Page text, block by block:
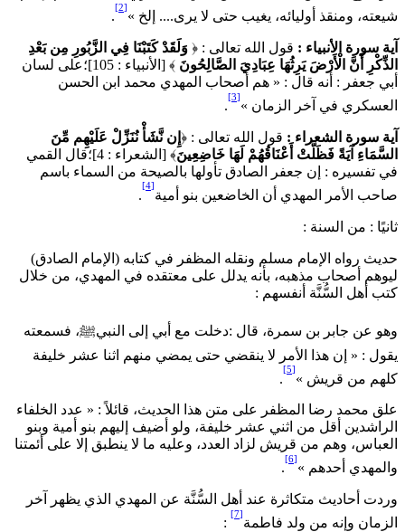
ومنقذ أوليائه، يغيب حتى لا يرى.... إلخ »
.
سورة الأنبياء :قول الله تعالى : ﴿ وَلَقَدْ كَتَبْنَا فِي الزَّبُورِ مِن بَعْدِ
أَنَّ الْأَرْضَ يَرِثُهَا عِبَادِيَ الصَّالِحُونَ
﴾ [الأنبياء : 105]؛على لسان
جعفر : أنه قال : « هم أصحاب المهدي محمد ابن الحسن
في آخر الزمان »
.
سورة الشعراء :قول الله تعالى : ﴿ إِن نَّشَأْ نُنَزِّلْ عَلَيْهِم مِّنَ
آيَةً فَظَلَّتْ أَعْنَاقُهُمْ لَهَا خَاضِعِينَ
﴾ [الشعراء : 4]؛قال القمي
تفسيره : إن جعفر الصادق تأولها بالصيحة من السماء باسم
الأمر المهدي أن الخاضعين بنو أمية
.
: من السنة :
رواه الإمام مسلم ونقله المظفر في كتابه (الإمام الصادق)
أصحاب مذهبه، بأنه يدلل على معتقده في المهدي، من خلال
أهل السُّنَّة أنفسهم :
عن جابر بن سمرة، قال :دخلت مع أبي إلى النبيﷺ، فسمعته
: « إن هذا الأمر لا ينقضي حتى يمضي منهم اثنا عشر خليفة
من قريش »
.
محمد رضا المظفر على متن هذا الحديث، قائلاً : « عدد الخلفاء
أقل من اثني عشر خليفة، ولو أضيف إليهم بنو أمية وبنو
وهم من قريش لزاد العدد، وعليه ما لا ينطبق إلا على أئمتنا
أحدهم »
.
أحاديث متكاثرة عند أهل السُّنَّة عن المهدي الذي يظهر آخر
وإنه من ولد فاطمة
: